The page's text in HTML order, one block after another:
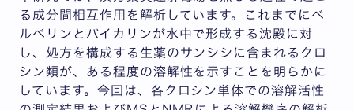
る成分間相互作用を解析しています。これまでにベ
ルベリンとバイカリンが水中で形成する沈殿に対
し、処方を構成する生薬のサンシシに含まれるクロ
シン類が、ある程度の溶解性を示すことを明らかに
しています。今回は、各クロシン単体での溶解活性